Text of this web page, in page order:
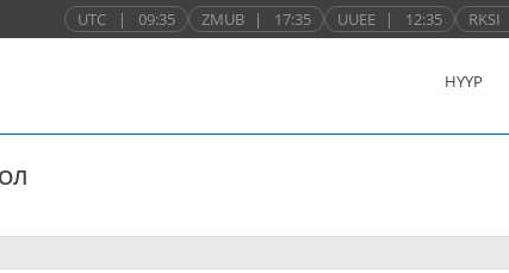
UTC | 09:35 ZMUB | 17:35 UUEE | 12:35 RKSI
НҮҮР